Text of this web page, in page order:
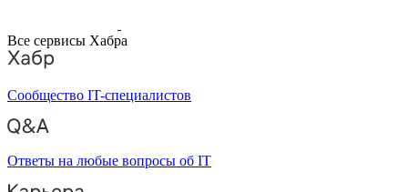
Все сервисы Хабра
Сообщество IT-специалистов
Ответы на любые вопросы об IT